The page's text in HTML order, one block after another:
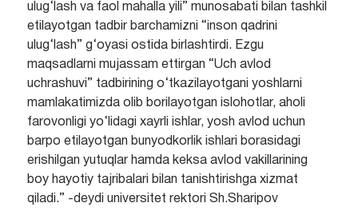
ulug‘lash va faol mahalla yili” munosabati bilan tashkil
etilayotgan tadbir barchamizni “inson qadrini
ulug‘lash” g‘oyasi ostida birlashtirdi. Ezgu
maqsadlarni mujassam ettirgan “Uch avlod
uchrashuvi” tadbirining o‘tkazilayotgani yoshlarni
mamlakatimizda olib borilayotgan islohotlar, aholi
farovonligi yo‘lidagi xayrli ishlar, yosh avlod uchun
barpo etilayotgan bunyodkorlik ishlari borasidagi
erishilgan yutuqlar hamda keksa avlod vakillarining
boy hayotiy tajribalari bilan tanishtirishga xizmat
qiladi.” -deydi universitet rektori Sh.Sharipov